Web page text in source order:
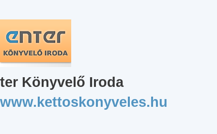
ter Könyvelő Iroda
www.kettoskonyveles.hu